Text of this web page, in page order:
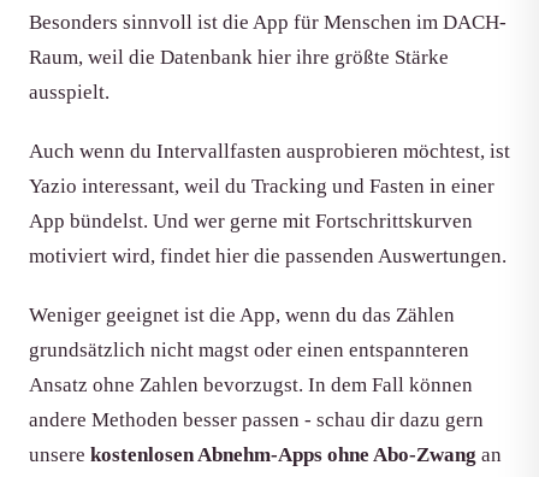
Besonders sinnvoll ist die App für Menschen im DACH-
Raum, weil die Datenbank hier ihre größte Stärke
ausspielt.
Auch wenn du Intervallfasten ausprobieren möchtest, ist
Yazio interessant, weil du Tracking und Fasten in einer
App bündelst. Und wer gerne mit Fortschrittskurven
motiviert wird, findet hier die passenden Auswertungen.
Weniger geeignet ist die App, wenn du das Zählen
grundsätzlich nicht magst oder einen entspannteren
Ansatz ohne Zahlen bevorzugst. In dem Fall können
andere Methoden besser passen - schau dir dazu gern
unsere kostenlosen Abnehm-Apps ohne Abo-Zwang an